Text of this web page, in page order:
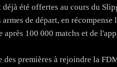
déjà été offertes au cours du
de départ, en
100 000 matchs et de
premières à rejoindre la